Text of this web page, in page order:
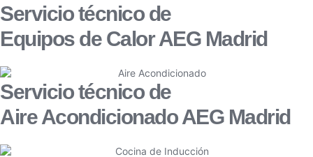
Servicio técnico de
Equipos de Calor AEG Madrid
Servicio técnico de
Aire Acondicionado AEG Madrid